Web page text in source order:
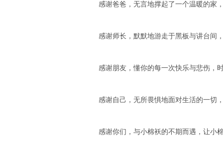
感谢爸爸，无言地撑起了一个温暖的家
感谢师长，默默地游走于黑板与讲台间
感谢朋友，懂你的每一次快乐与悲伤，
感谢自己，无所畏惧地面对生活的一切
感谢你们，与小棉袄的不期而遇，让小